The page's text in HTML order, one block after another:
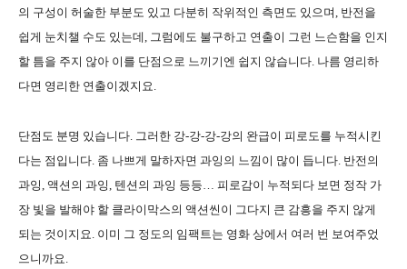
의 구성이 허술한 부분도 있고 다분히 작위적인 측면도 있으며, 반전을
쉽게 눈치챌 수도 있는데, 그럼에도 불구하고 연출이 그런 느슨함을 인지
할 틈을 주지 않아 이를 단점으로 느끼기엔 쉽지 않습니다. 나름 영리하
다면 영리한 연출이겠지요.
단점도 분명 있습니다. 그러한 강-강-강-강의 완급이 피로도를 누적시킨
다는 점입니다. 좀 나쁘게 말하자면 과잉의 느낌이 많이 듭니다. 반전의
과잉, 액션의 과잉, 텐션의 과잉 등등… 피로감이 누적되다 보면 정작 가
장 빛을 발해야 할 클라이막스의 액션씬이 그다지 큰 감흥을 주지 않게
되는 것이지요. 이미 그 정도의 임팩트는 영화 상에서 여러 번 보여주었
으니까요.